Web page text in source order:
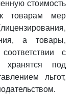
стоимость
товарам мер
а товары,
с
хранятся под
льгот,